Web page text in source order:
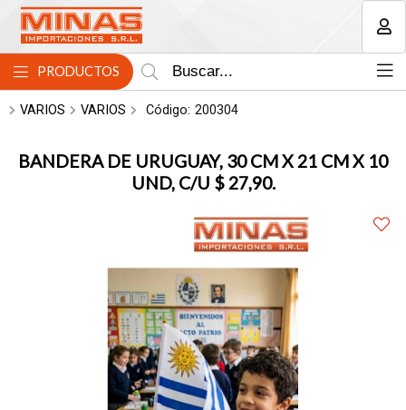
PRODUCTOS
VARIOS VARIOS Código: 200304
BANDERA DE URUGUAY, 30 CM X 21 CM X 10
UND, C/U $ 27,90.